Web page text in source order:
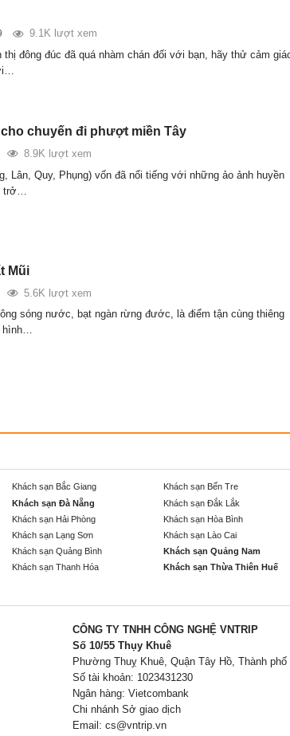
9.1K lượt xem
thị đông đúc đã quá nhàm chán đối với bạn, hãy thử cảm
chuyến đi phượt miền Tây
8.9K lượt xem
Lân, Quy, Phụng) vốn đã nổi tiếng với những ảo ảnh huyền
trở…
Mũi
5.6K lượt xem
sóng nước, bạt ngàn rừng đước, là điểm tận cùng thiêng
hình…
Khách sạn Bắc Giang Khách sạn Bến Tre
Khách sạn Đà Nẵng Khách sạn Đắk Lắk
Khách sạn Hải Phòng Khách sạn Hòa Bình
Khách sạn Lạng Sơn Khách sạn Lào Cai
Khách sạn Quảng Bình Khách sạn Quảng Nam
Khách sạn Thanh Hóa Khách sạn Thừa Thiên Huế
CÔNG TY TNHH CÔNG NGHỆ VNTRIP
Số 10/55 Thụy Khuê
Phường Thuỵ Khuê, Quận Tây Hồ, Thành phố
Số tài khoản: 1023431230
Ngân hàng: Vietcombank
Chi nhánh Sở giao dịch
Email: cs@vntrip.vn